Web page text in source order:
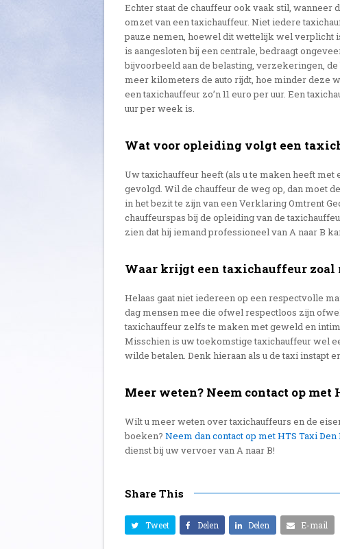
Echter staat de chauffeur ook vaak stil, wanneer
omzet van een taxichauffeur. Niet iedere
pauze nemen, hoewel dit wettelijk wel verplicht
is aangesloten bij een centrale, bedraagt
bijvoorbeeld aan de belasting, verzekeringen,
meer kilometers de auto rijdt, hoe minder deze
een taxichauffeur zo’n 11 euro per uur. Een
uur per week is.
Wat voor opleiding volgt een
Uw taxichauffeur heeft (als u te maken heeft
gevolgd. Wil de chauffeur de weg op, dan moet
in het bezit te zijn van een Verklaring Omtrent
chauffeurspas bij de opleiding van de
zien dat hij iemand professioneel van A naar B
Waar krijgt een taxichauffeur zoal
Helaas gaat niet iedereen op een respectvolle
dag mensen mee die ofwel respectloos zijn
taxichauffeur zelfs te maken met geweld en
Misschien is uw toekomstige taxichauffeur wel
wilde betalen. Denk hieraan als u de taxi instapt
Meer weten? Neem contact op met
Wilt u meer weten over taxichauffeurs en de
boeken? Neem dan contact op met HTS Taxi Den
dienst bij uw vervoer van A naar B!
Share This
Tweet Delen Delen E-mail